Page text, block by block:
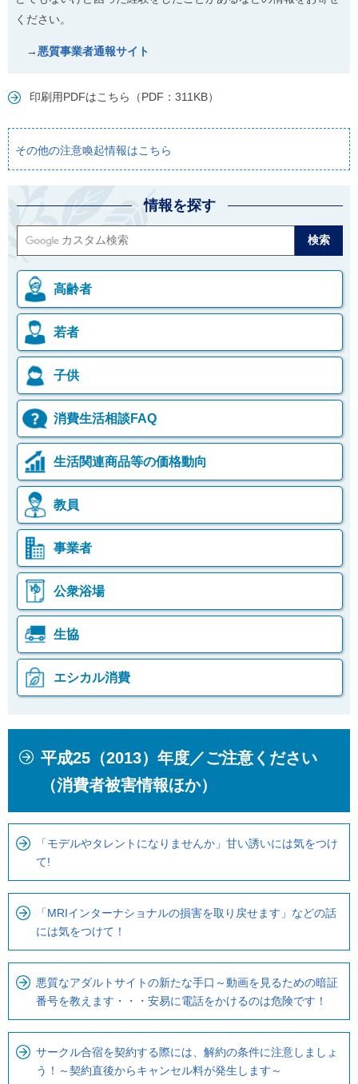
ください。
→ 悪質事業者通報サイト
印刷用PDFはこちら（PDF：311KB）
その他の注意喚起情報はこちら
情報を探す
高齢者
若者
子供
消費生活相談FAQ
生活関連商品等の価格動向
教員
事業者
公衆浴場
生協
エシカル消費
ま
で
す
。
ロ
ー
ル
ナ
で
平成25（2013）年度／ご注意ください
（消費者被害情報ほか）
「モデルやタレントになりませんか」甘い誘いには気をつけ
て!
「MRIインターナショナルの損害を取り戻せます」などの話
には気をつけて！
悪質なアダルトサイトの新たな手口～動画を見るための暗証
番号を教えます・・・安易に電話をかけるのは危険です！
サークル合宿を契約する際には、解約の条件に注意しましょ
う！～契約直後からキャンセル料が発生します～